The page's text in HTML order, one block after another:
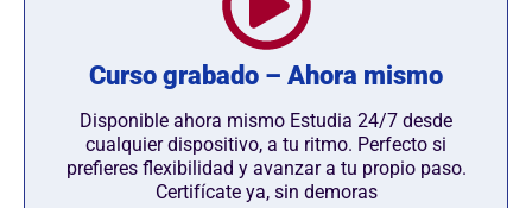
Curso grabado – Ahora mismo
Disponible ahora mismo Estudia 24/7 desde
cualquier dispositivo, a tu ritmo. Perfecto si
prefieres flexibilidad y avanzar a tu propio paso.
Certifícate ya, sin demoras